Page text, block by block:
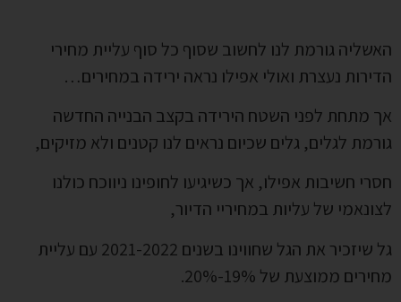
האשליה גורמת לנו לחשוב שסוף כל סוף עליית מחירי
הדירות נעצרת ואולי אפילו נראה ירידה במחירים…
אך מתחת לפני השטח הירידה בקצב הבנייה החדשה
גורמת לגלים, גלים שכיום נראים לנו קטנים ולא מזיקים,
חסרי חשיבות אפילו, אך כשיגיעו לחופינו ניווכח כולנו
לצונאמי של עליות במחיריי הדיור,
גל שיזכיר את הגל שחווינו בשנים 2021-2022 עם עליית
מחירים ממוצעת של 19%-20%.